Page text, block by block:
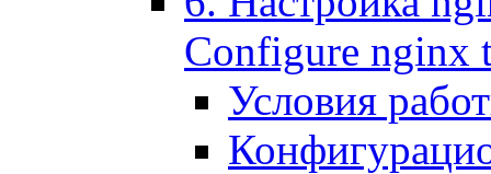
Configure nginx
Условия